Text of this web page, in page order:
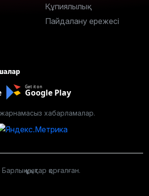
Құпиялылық
Пайдалану ережесі
Get it on
Google Play
жарнамасыз хабарламалар.
құқықтар қорғалған.